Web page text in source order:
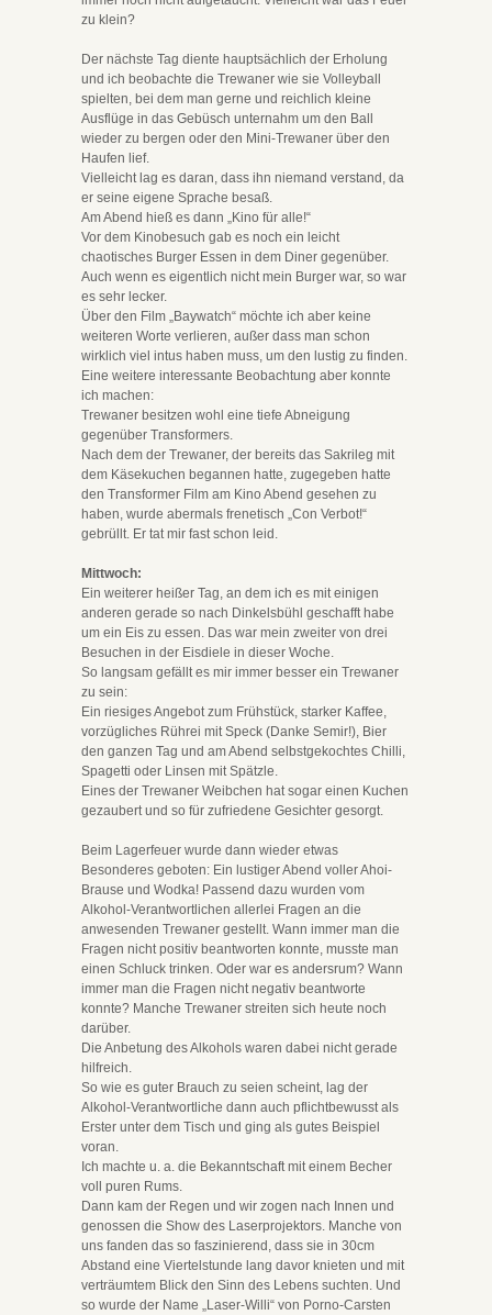
zu klein?
Der nächste Tag diente hauptsächlich der Erholung
und ich beobachte die Trewaner wie sie Volleyball
spielten, bei dem man gerne und reichlich kleine
Ausflüge in das Gebüsch unternahm um den Ball
wieder zu bergen oder den Mini-Trewaner über den
Haufen lief.
Vielleicht lag es daran, dass ihn niemand verstand, da
er seine eigene Sprache besaß.
Am Abend hieß es dann „Kino für alle!“
Vor dem Kinobesuch gab es noch ein leicht
chaotisches Burger Essen in dem Diner gegenüber.
Auch wenn es eigentlich nicht mein Burger war, so war
es sehr lecker.
Über den Film „Baywatch“ möchte ich aber keine
weiteren Worte verlieren, außer dass man schon
wirklich viel intus haben muss, um den lustig zu finden.
Eine weitere interessante Beobachtung aber konnte
ich machen:
Trewaner besitzen wohl eine tiefe Abneigung
gegenüber Transformers.
Nach dem der Trewaner, der bereits das Sakrileg mit
dem Käsekuchen begannen hatte, zugegeben hatte
den Transformer Film am Kino Abend gesehen zu
haben, wurde abermals frenetisch „Con Verbot!“
gebrüllt. Er tat mir fast schon leid.
Mittwoch:
Ein weiterer heißer Tag, an dem ich es mit einigen
anderen gerade so nach Dinkelsbühl geschafft habe
um ein Eis zu essen. Das war mein zweiter von drei
Besuchen in der Eisdiele in dieser Woche.
So langsam gefällt es mir immer besser ein Trewaner
zu sein:
Ein riesiges Angebot zum Frühstück, starker Kaffee,
vorzügliches Rührei mit Speck (Danke Semir!), Bier
den ganzen Tag und am Abend selbstgekochtes Chilli,
Spagetti oder Linsen mit Spätzle.
Eines der Trewaner Weibchen hat sogar einen Kuchen
gezaubert und so für zufriedene Gesichter gesorgt.
Beim Lagerfeuer wurde dann wieder etwas
Besonderes geboten: Ein lustiger Abend voller Ahoi-
Brause und Wodka! Passend dazu wurden vom
Alkohol-Verantwortlichen allerlei Fragen an die
anwesenden Trewaner gestellt. Wann immer man die
Fragen nicht positiv beantworten konnte, musste man
einen Schluck trinken. Oder war es andersrum? Wann
immer man die Fragen nicht negativ beantworte
konnte? Manche Trewaner streiten sich heute noch
darüber.
Die Anbetung des Alkohols waren dabei nicht gerade
hilfreich.
So wie es guter Brauch zu seien scheint, lag der
Alkohol-Verantwortliche dann auch pflichtbewusst als
Erster unter dem Tisch und ging als gutes Beispiel
voran.
Ich machte u. a. die Bekanntschaft mit einem Becher
voll puren Rums.
Dann kam der Regen und wir zogen nach Innen und
genossen die Show des Laserprojektors. Manche von
uns fanden das so faszinierend, dass sie in 30cm
Abstand eine Viertelstunde lang davor knieten und mit
verträumtem Blick den Sinn des Lebens suchten. Und
so wurde der Name „Laser-Willi“ von Porno-Carsten